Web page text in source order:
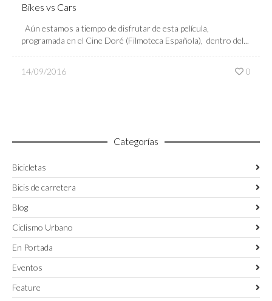
Bikes vs Cars
Aún estamos a tiempo de disfrutar de esta película,
programada en el Cine Doré (Filmoteca Española), dentro del...
14/09/2016 0
Categorías
Bicicletas
Bicis de carretera
Blog
Ciclismo Urbano
En Portada
Eventos
Feature